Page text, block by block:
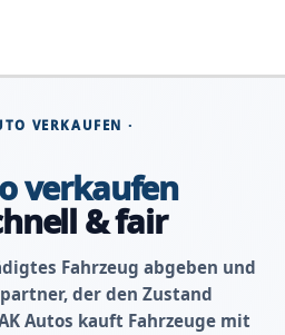
VERKAUFEN ·
verkaufen
& fair
Fahrzeug abgeben und
der den Zustand
Autos kauft Fahrzeuge mit